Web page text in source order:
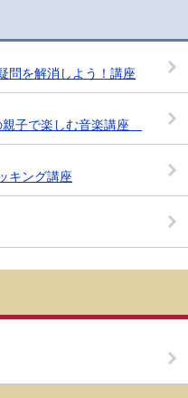
問を解消しよう！講座
親子で楽しむ音楽講座
キング講座